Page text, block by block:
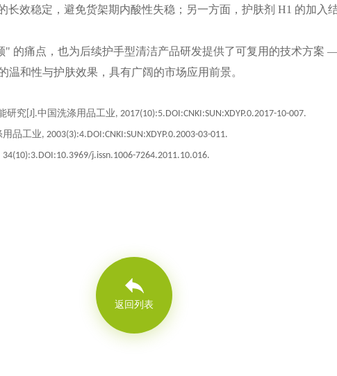
长效稳定，避免货架期内酸性失稳；另一方面，护肤剂 H1 的加入
" 的痛点，也为后续护手型清洁产品研发提供了可复用的技术方案
和性与护肤效果，具有广阔的市场应用前景。
[J].中国洗涤用品工业, 2017(10):5.DOI:CNKI:SUN:XDYP.0.2017-10-007.
工业, 2003(3):4.DOI:CNKI:SUN:XDYP.0.2003-03-011.
j.issn.1006-7264.2011.10.016.
返回列表